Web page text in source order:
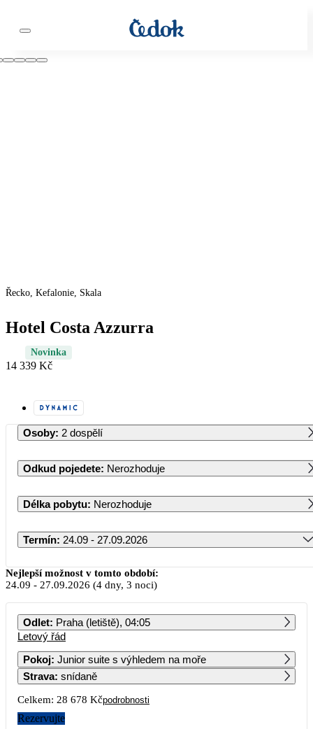
Řecko, Kefalonie, Skala
Hotel Costa Azzurra
Novinka
14 339 Kč
Osoby: 2 dospělí
Odkud pojedete: Nerozhoduje
Délka pobytu: Nerozhoduje
Termín: 24.09 - 27.09.2026
Září 2026
PO ÚT ST ČT PÁ SO NE
7
Nejlepší možnost v tomto období:
24.09 - 27.09.2026 (4 dny, 3 noci)
Odlet: Praha (letiště), 04:05
Letový řád
Pokoj:
Junior suite s výhledem na moře
Strava: snídaně
Celkem: 28 678 Kčpodrobnosti
Rezervujte